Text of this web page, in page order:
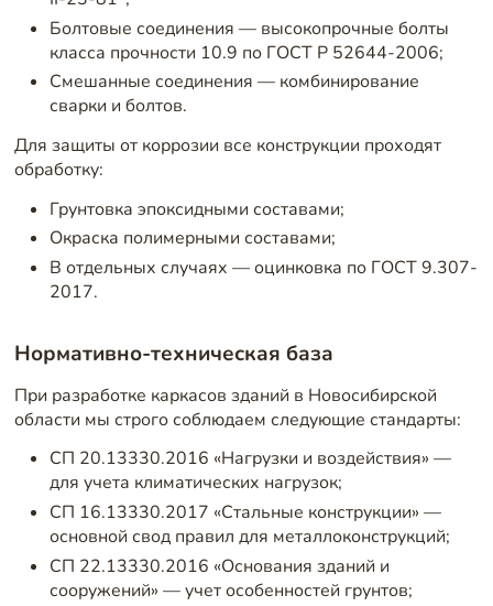
Болтовые соединения — высокопрочные болты
класса прочности 10.9 по ГОСТ Р 52644-2006;
Смешанные соединения — комбинирование
сварки и болтов.
Для защиты от коррозии все конструкции проходят
обработку:
Грунтовка эпоксидными составами;
Окраска полимерными составами;
В отдельных случаях — оцинковка по ГОСТ 9.307-
2017.
Нормативно-техническая база
При разработке каркасов зданий в Новосибирской
области мы строго соблюдаем следующие стандарты:
СП 20.13330.2016 «Нагрузки и воздействия» —
для учета климатических нагрузок;
СП 16.13330.2017 «Стальные конструкции» —
основной свод правил для металлоконструкций;
СП 22.13330.2016 «Основания зданий и
сооружений» — учет особенностей грунтов;